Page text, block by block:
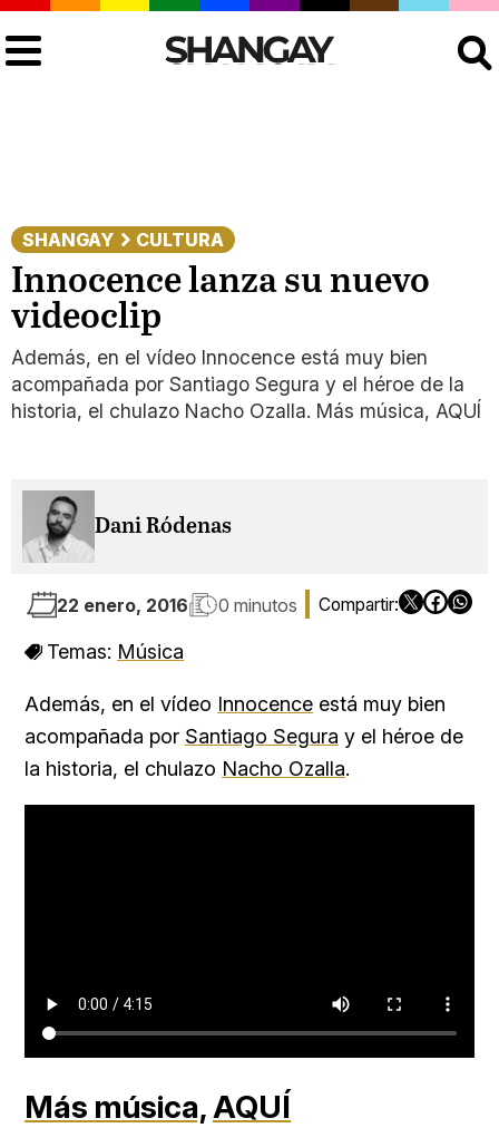
SHANGAY CULTURA
Innocence lanza su nuevo
videoclip
Además, en el vídeo Innocence está muy bien
acompañada por Santiago Segura y el héroe de la
historia, el chulazo Nacho Ozalla. Más música, AQUÍ
Dani Ródenas
22 enero, 2016 0 minutos
Temas: Música
Además, en el vídeo Innocence está muy bien
acompañada por Santiago Segura y el héroe de
la historia, el chulazo Nacho Ozalla.
Más música,AQUÍ